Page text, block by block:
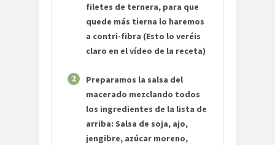
filetes de ternera, para que
quede más tierna lo haremos
a contri-fibra (Esto lo veréis
claro en el vídeo de la receta)
2
Preparamos la salsa del
macerado mezclando todos
los ingredientes de la lista de
arriba: Salsa de soja, ajo,
jengibre, azúcar moreno,